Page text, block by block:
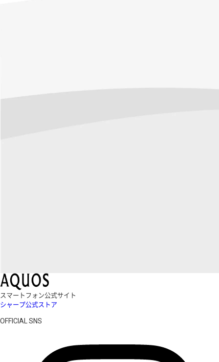
スマートフォン公式サイト
シャープ公式ストア
OFFICIAL SNS